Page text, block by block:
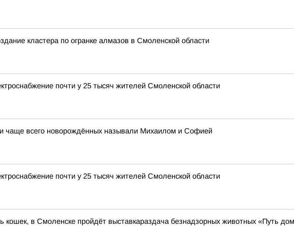
кластера по огранке алмазов в Смоленской области
почти у 25 тысяч жителей Смоленской области
чаще всего новорождённых называли Михаилом и Софией
почти у 25 тысяч жителей Смоленской области
кошек, в Смоленске пройдёт выставкараздача безнадзорных животных «Путь